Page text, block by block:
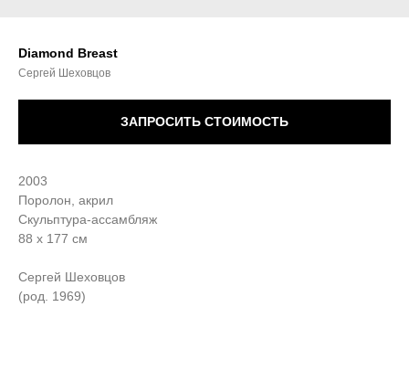
Diamond Breast
Сергей Шеховцов
ЗАПРОСИТЬ СТОИМОСТЬ
2003
Поролон, акрил
Скульптура-ассамбляж
88 х 177 см
Сергей Шеховцов
(род. 1969)